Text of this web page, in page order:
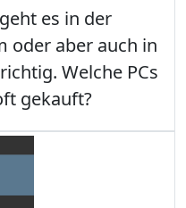
es in der
oder aber auch in
Welche PCs
gekauft?